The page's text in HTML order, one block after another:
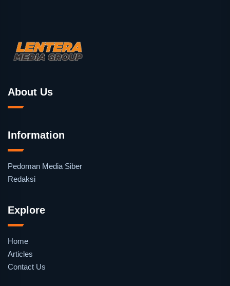
About Us
Information
Pedoman Media Siber
Redaksi
Explore
Home
Articles
Contact Us